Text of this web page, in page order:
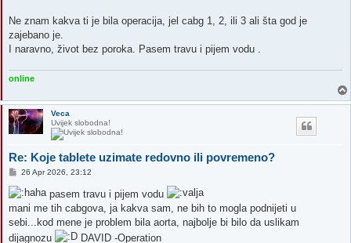
Ne znam kakva ti je bila operacija, jel cabg 1, 2, ili 3 ali šta god je
zajebano je.
I naravno, život bez poroka. Pasem travu i pijem vodu .
online
Veca
Uvijek slobodna!
Re: Koje tablete uzimate redovno ili povremeno?
P
s
t
26 Apr 2026, 23:12
pasem travu i pijem vodu
mani me tih cabgova, ja kakva sam, ne bih to mogla podnijeti u
sebi...kod mene je problem bila aorta, najbolje bi bilo da uslikam
dijagnozu
DAVID -Operation